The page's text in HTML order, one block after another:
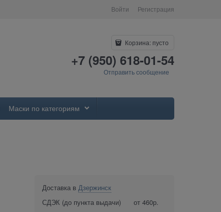
Войти Регистрация
Корзина: пусто
+7 (950) 618-01-54
Отправить сообщение
Маски по категориям
Доставка в Дзержинск
СДЭК (до пункта выдачи)
от 460р.